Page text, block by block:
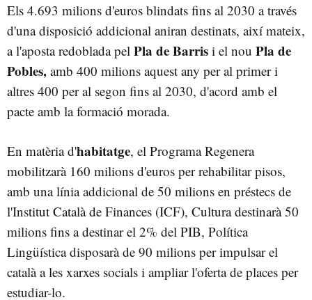
Els 4.693 milions d'euros blindats fins al 2030 a través
d'una disposició addicional aniran destinats, així mateix,
a l'aposta redoblada pel Pla de Barris i el nou Pla de
Pobles, amb 400 milions aquest any per al primer i
altres 400 per al segon fins al 2030, d'acord amb el
pacte amb la formació morada.
En matèria d'habitatge, el Programa Regenera
mobilitzarà 160 milions d'euros per rehabilitar pisos,
amb una línia addicional de 50 milions en préstecs de
l'Institut Català de Finances (ICF), Cultura destinarà 50
milions fins a destinar el 2% del PIB, Política
Lingüística disposarà de 90 milions per impulsar el
català a les xarxes socials i ampliar l'oferta de places per
estudiar-lo.